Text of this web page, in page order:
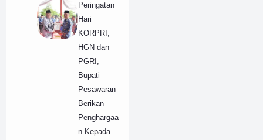
Peringatan
Hari
KORPRI,
HGN dan
PGRI,
Bupati
Pesawaran
Berikan
Penghargaa
n Kepada